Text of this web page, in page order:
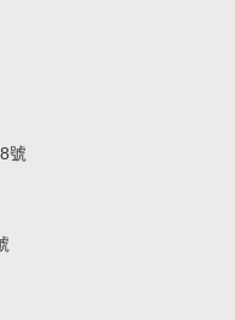
號